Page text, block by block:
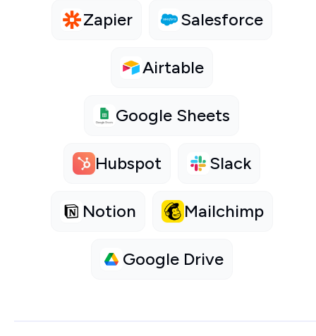
Zapier Salesforce
Airtable
Google Sheets
Hubspot Slack
Notion Mailchimp
Google Drive